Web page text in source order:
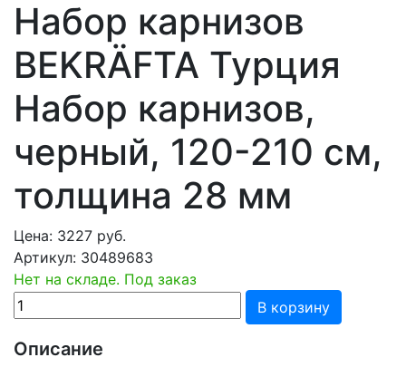
Набор карнизов
BEKRÄFTA Турция
Набор карнизов,
черный, 120-210 см,
толщина 28 мм
Цена: 3227 руб.
Артикул: 30489683
Нет на складе. Под заказ
В корзину
Описание